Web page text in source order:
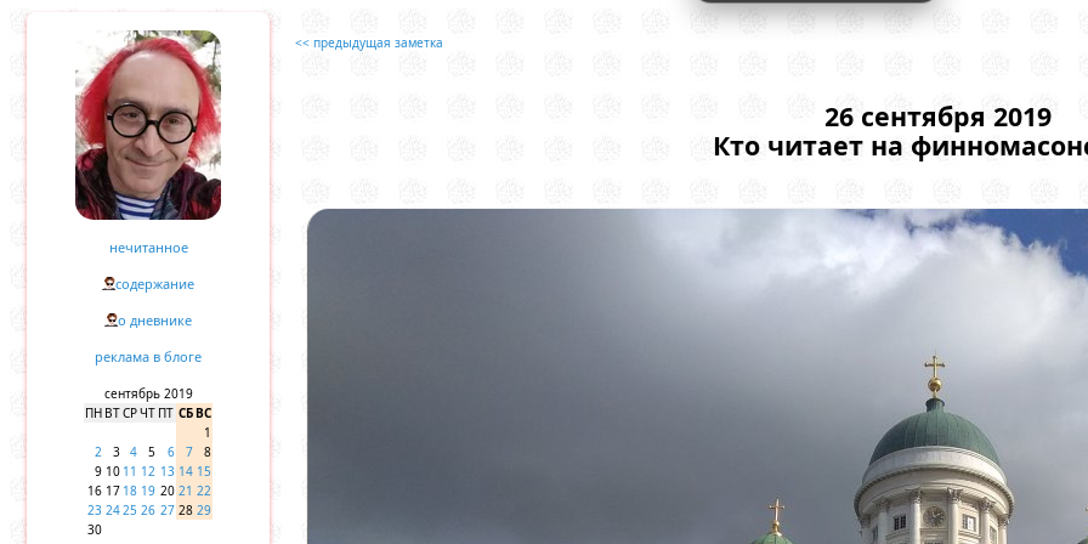
нечитанное
содержание
о дневнике
реклама в блоге
сентябрь 2019
ПН ВТСРЧТ ПТ СБВС
1
2
3 4 5 6 7
8
9 10 11 12 13 14 15
16 17 18 19 20 21 22
23 2425 26 27 28 29
30
<< предыдущая заметка
26 сентября 2019
Кто читает на